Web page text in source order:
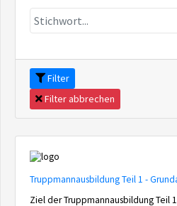
Filter
Filter abbrechen
Truppmannausbildung Teil 1 -
Ziel der Truppmannausbildung Teil